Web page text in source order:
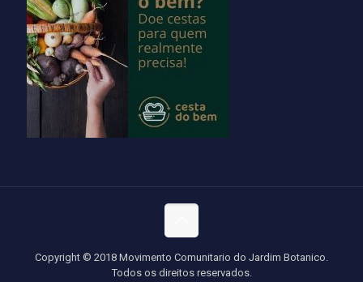
Copyright © 2018 Movimento Comunitario do Jardim Botanico.
Todos os direitos reservados.